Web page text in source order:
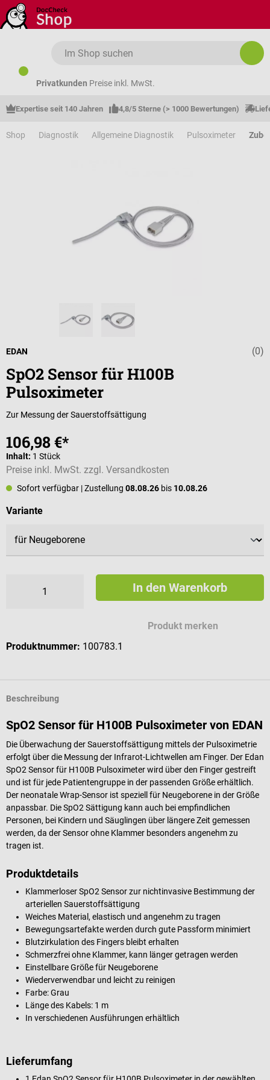
Zum Hauptinhalt springen
Privatkunden Preise inkl. MwSt.
Expertise seit 140 Jahren 4,8/5 Sterne (> 1000 Bewertungen)
Shop Diagnostik Allgemeine Diagnostik Pulsoximeter
(0)
EDAN
SpO2 Sensor für H100B
Pulsoximeter
Zur Messung der Sauerstoffsättigung
106,98 €*
Inhalt: 1 Stück
Preise inkl. MwSt. zzgl. Versandkosten
Sofort verfügbar | Zustellung 08.08.26 bis 10.08.26
Varianteauswählen
In den Warenkorb
Produkt merken
Produktnummer: 100783.1
Beschreibung
SpO2 Sensor für H100B Pulsoximeter von EDAN
Die Überwachung der Sauerstoffsättigung mittels der Pulsoximetrie
erfolgt über die Messung der Infrarot-Lichtwellen am Finger. Der Edan
SpO2 Sensor für H100B Pulsoximeter wird über den Finger gestreift
und ist für jede Patientengruppe in der passenden Größe erhältlich.
Der neonatale Wrap-Sensor ist speziell für Neugeborene in der Größe
anpassbar. Die SpO2 Sättigung kann auch bei empfindlichen
Personen, bei Kindern und Säuglingen über längere Zeit gemessen
werden, da der Sensor ohne Klammer besonders angenehm zu
tragen ist.
Produktdetails
Klammerloser SpO2 Sensor zur nichtinvasive Bestimmung der
arteriellen Sauerstoffsättigung
Weiches Material, elastisch und angenehm zu tragen
Bewegungsartefakte werden durch gute Passform minimiert
Blutzirkulation des Fingers bleibt erhalten
Schmerzfrei ohne Klammer, kann länger getragen werden
Einstellbare Größe für Neugeborene
Wiederverwendbar und leicht zu reinigen
Farbe: Grau
Länge des Kabels: 1 m
In verschiedenen Ausführungen erhältlich
Lieferumfang